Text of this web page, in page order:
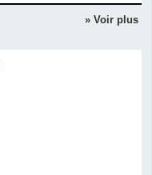
» Voir plus